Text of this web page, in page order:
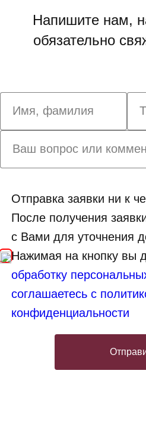
Напишите нам,
обязательно
Отправка заявки ни к
После получения
с Вами для уточнения
Нажимая на кнопку вы
обработку
соглашаетесь с
конфиденциальности